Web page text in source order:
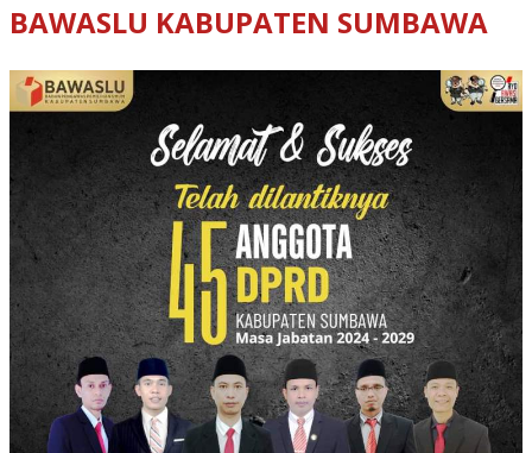
BAWASLU KABUPATEN SUMBAWA